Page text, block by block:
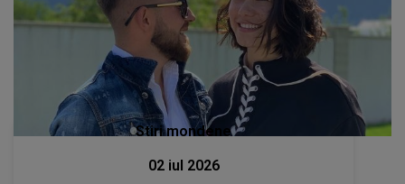
Stiri mondene
02 iul 2026